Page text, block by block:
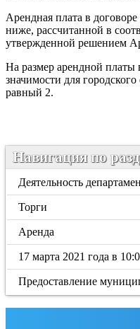
Арендная плата в
ниже, рассчитанной в
утвержденной решением
На размер арендной платы
значимости для
равный 2.
Навигация по
Деятельность
Торги
Аренда
17 марта 2021 года в
Предоставление